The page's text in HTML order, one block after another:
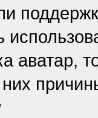
аватар,